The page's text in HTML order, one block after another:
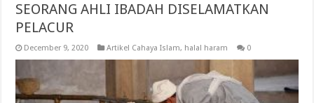
SEORANG AHLI IBADAH DISELAMATKAN
PELACUR
December 9, 2020 Artikel Cahaya Islam, halal haram 0